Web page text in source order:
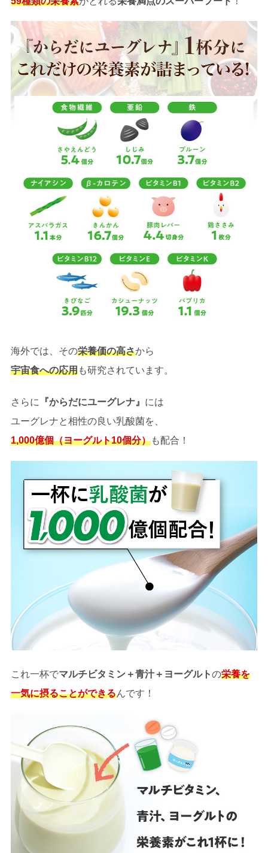
海外では、その栄養価の高さから
宇宙食への応用も研究されています。
さらに 『からだにユーグレナ』 には
ユーグレナと相性の良い乳酸菌を、
1,000億個（ヨーグルト10個分）も配合！
これ一杯でマルチビタミン＋青汁＋ヨーグルトの栄養を
一気に摂ることができるんです！